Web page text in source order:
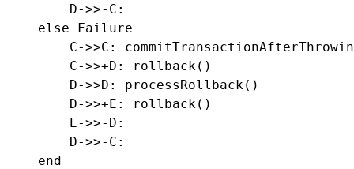
        D->>-C:
    else Failure
C->>C:
        C->>+D: rollback()
        D->>D: processRollback()
        D->>+E: rollback()
        E->>-D:
        D->>-C:
    end